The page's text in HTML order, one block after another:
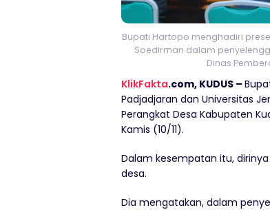
Bupati Hartopo menghadiri
Soedirman dalam
Dinas
KlikFakta.com, KUDUS –
Padjadjaran dan Universitas
Perangkat Desa Kabupaten
Kamis (10/11).
Dalam kesempatan itu,
desa.
Dia mengatakan, dalam